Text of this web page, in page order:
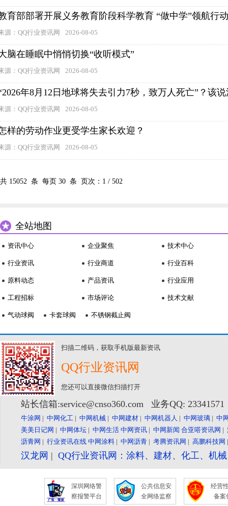
育部部署开展义务教育阶段科学教育 “做中学”领航行动
源：QQ行业资讯网 2026-08-05
脑在睡眠中悄悄切换“收听模式”
源：QQ行业资讯网 2026-08-05
年8月12日地球将失去引力7秒，致万人死亡”？该
源：QQ行业资讯网 2026-08-05
样的劳动作业更受学生家长欢迎？
源：QQ行业资讯网 2026-08-05
共 15052 条 每页 30 条 页次： 1 / 502
全站地图
资讯中心
行业资讯
原料动态
工程招标
企业聚焦
行业商道
产品资讯
市场评论
技术中心
行业百科
行业应用
技术文献
气动球阀 卡套球阀 不锈钢截止阀
扫描二维码，获取手机版最新资讯
QQ行业资讯网
您还可以直接微信扫描打开
站长信箱:service@cnso360.com 业务QQ:
牛涂网 | 中网化工 | 中网机械 | 中网建材 | 中网机器人 | 中网玻璃 | 中
美美日记网 | 中网体坛 | 中网生活 中网资讯 | 中网新闻 合亚嗒资讯网 |
沥青网 | 行业资讯在线 中网涂料 | 中网沥青 | 考腾资讯网 | 高鹏科技网
汉龙网 | QQ行业资讯网：涂料、建材、化工、机
深圳网络警
察报警平台
公共信息安
全网络监察
经营
备案